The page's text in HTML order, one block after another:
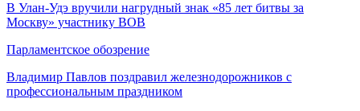
В Улан-Удэ вручили нагрудный знак «85 лет битвы за
Москву» участнику ВОВ
Парламентское обозрение
Владимир Павлов поздравил железнодорожников с
профессиональным праздником